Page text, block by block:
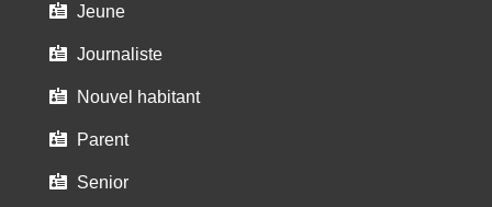
 Jeune
 Journaliste
 Nouvel habitant
 Parent
 Senior